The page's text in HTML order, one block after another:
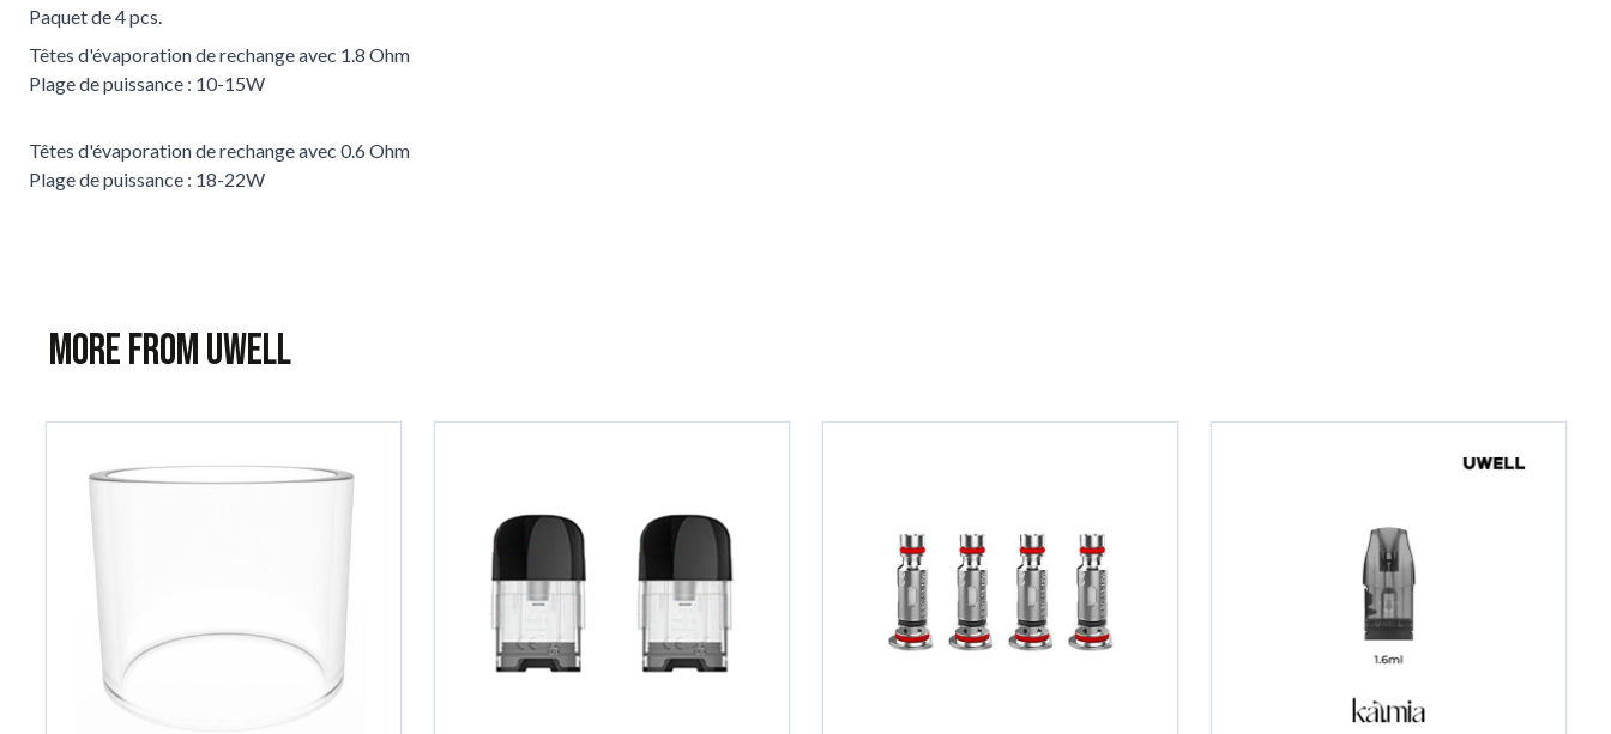
Paquet de 4 pcs.
Têtes d'évaporation de rechange avec 1.8 Ohm
Plage de puissance : 10-15W
Têtes d'évaporation de rechange avec 0.6 Ohm
Plage de puissance : 18-22W
More from Uwell